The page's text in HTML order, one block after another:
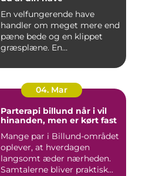
En velfungerende have
handler om meget mere end
pæne bede og en klippet
græsplæne. En
04. Mar
Parterapi billund når i vil
hinanden, men er kørt fast
Mange par i Billund-området
oplever, at hverdagen
langsomt æder nærheden.
Samtalerne bliver praktisk...